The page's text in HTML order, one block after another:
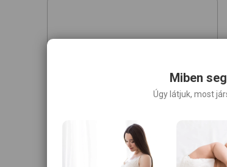
Miben
Úgy látjuk, most